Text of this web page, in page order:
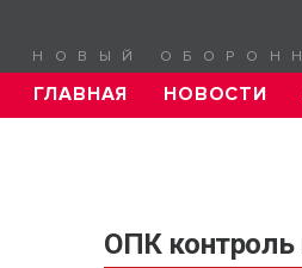
НОВЫЙ
ГЛАВНАЯ НОВОСТИ
ОПК контроль